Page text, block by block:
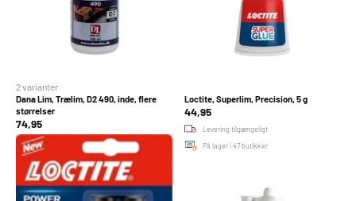
Dana Lim, Trælim, D2 490, inde, flere
størrelser
2 varianter
74,95
Levering tilgængeligt
På lager i 47 butikker
Loctite, Superlim, Precision, 5 g
44,95
Levering tilgængeligt
På lager i 47 butikker